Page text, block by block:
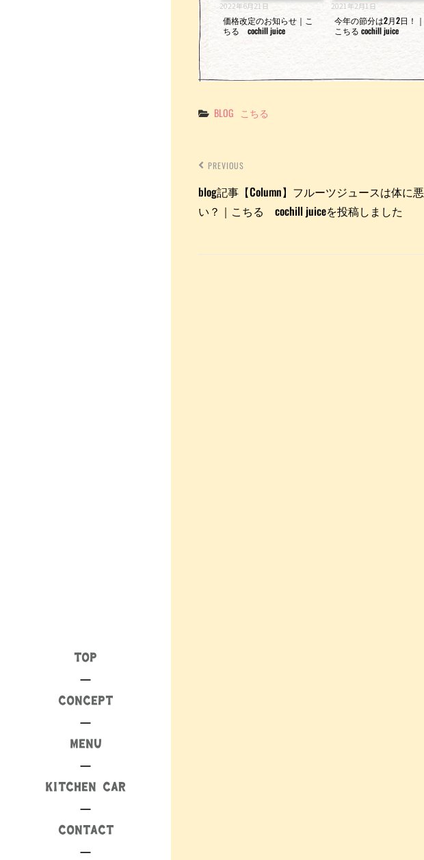
TOP
CONCEPT
MENU
KITCHEN CAR
CONTACT
2022年6月21日
価格改定のお知らせ｜こ
ちる cochill juice
2021年2月1日
今年の節分は2月2日！｜
こちる cochill juice
Categories
BLOG こちる
PREVIOUS
blog記事【Column】フルーツジュースは体に悪
い？｜こちる cochill juiceを投稿しました